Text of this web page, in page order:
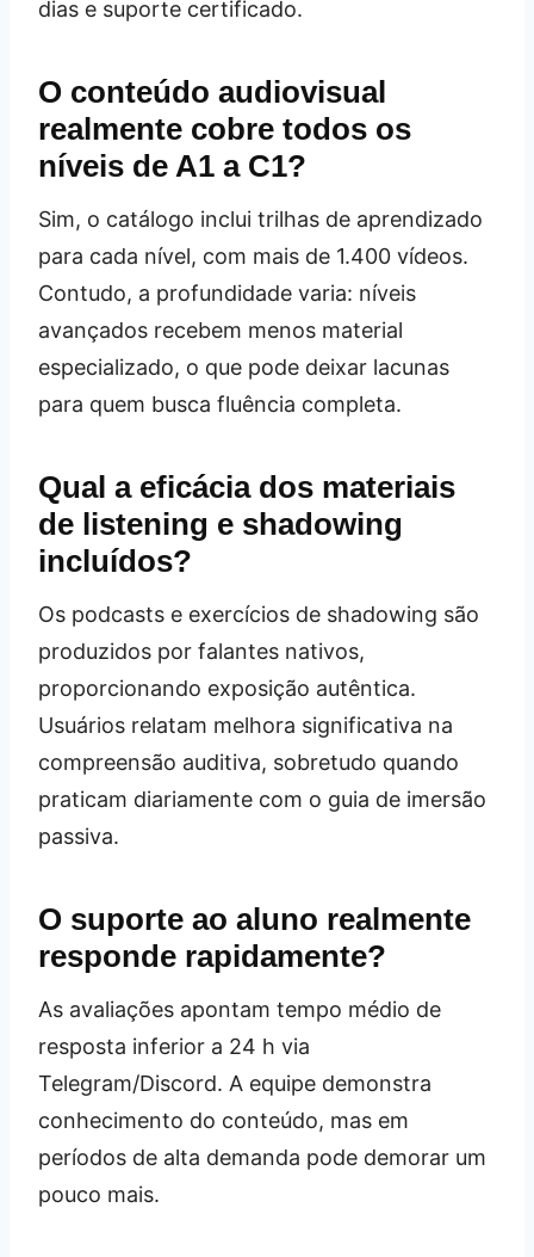
dias e suporte certificado.
O conteúdo audiovisual
realmente cobre todos os
níveis de A1 a C1?
Sim, o catálogo inclui trilhas de aprendizado
para cada nível, com mais de 1.400 vídeos.
Contudo, a profundidade varia: níveis
avançados recebem menos material
especializado, o que pode deixar lacunas
para quem busca fluência completa.
Qual a eficácia dos materiais
de listening e shadowing
incluídos?
Os podcasts e exercícios de shadowing são
produzidos por falantes nativos,
proporcionando exposição autêntica.
Usuários relatam melhora significativa na
compreensão auditiva, sobretudo quando
praticam diariamente com o guia de imersão
passiva.
O suporte ao aluno realmente
responde rapidamente?
As avaliações apontam tempo médio de
resposta inferior a 24 h via
Telegram/Discord. A equipe demonstra
conhecimento do conteúdo, mas em
períodos de alta demanda pode demorar um
pouco mais.